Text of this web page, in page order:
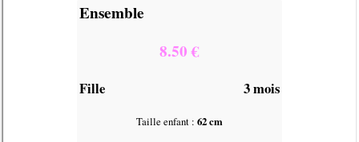
Ensemble
8.50 €
Fille 3 mois
Taille enfant : 62 cm